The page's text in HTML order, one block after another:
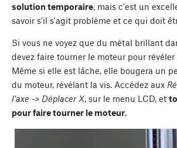
solution temporaire , mais c'est un
savoir s'il s'agit problème et ce qui doit
Si vous ne voyez que du métal brillant
devez faire tourner le moteur pour révéler
Même si elle est lâche, elle bougera un
du moteur, révélant la vis. Accédez aux
l'axe -> Déplacer X, sur le menu LCD, et
pour faire tourner le moteur